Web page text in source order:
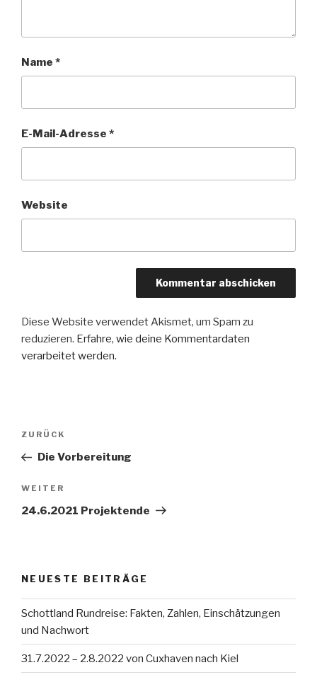
Name *
E-Mail-Adresse *
Website
Diese Website verwendet Akismet, um Spam zu
reduzieren. Erfahre, wie deine Kommentardaten
verarbeitet werden.
Beitragsnavigation
Vorheriger
Beitrag
ZURÜCK
Die Vorbereitung
Nächster
Beitrag
WEITER
24.6.2021 Projektende
NEUESTE BEITRÄGE
Schottland Rundreise: Fakten, Zahlen, Einschätzungen
und Nachwort
31.7.2022 – 2.8.2022 von Cuxhaven nach Kiel